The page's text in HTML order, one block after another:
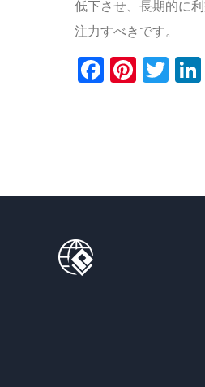
低下させ、長期的に
注力すべきです。